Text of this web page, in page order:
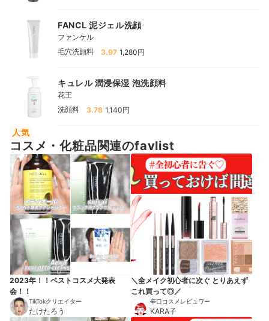
FANCL 泥ジェル洗顔
ファンケル
毛穴洗顔料
3.97 1,280円
キュレル 潤浸保湿 泡洗顔料
花王
洗顔料
3.78 1,140円
人気
コスメ・化粧品関連のfavlist
2023年！！ベストコスメ大発表
会！！
TikTokクリエイター
たけたろう
＼全メイク初心者に次ぐ とりあえず
これ買って◎／
辛口コスメレビュワー
KARA子